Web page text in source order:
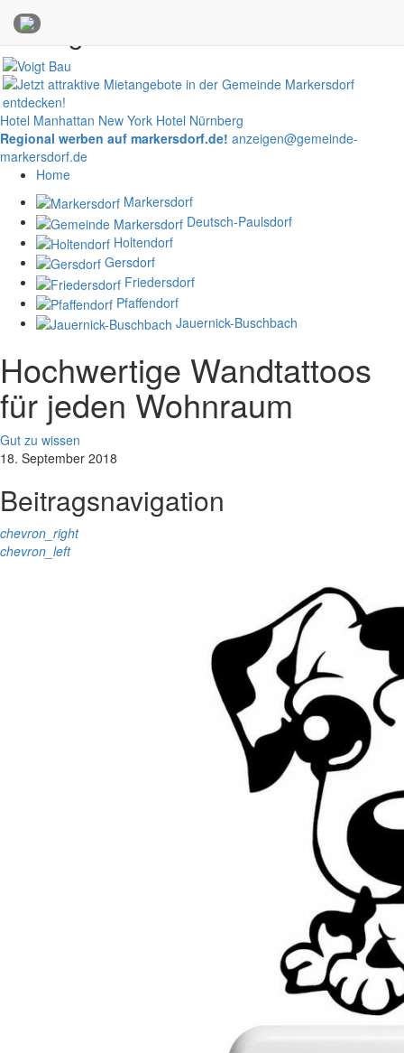
Anzeigen
Hotel Manhattan New York Hotel Nürnberg
Regional werben auf markersdorf.de! anzeigen@gemeinde-
markersdorf.de
Home
Markersdorf
Deutsch-Paulsdorf
Holtendorf
Gersdorf
Friedersdorf
Pfaffendorf
Jauernick-Buschbach
Hochwertige Wandtattoos
für jeden Wohnraum
Gut zu wissen
18. September 2018
Beitragsnavigation
chevron_right
chevron_left